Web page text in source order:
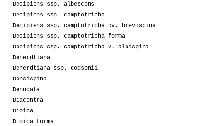
Decipiens ssp. albescens
Decipiens ssp. camptotricha
Decipiens ssp. camptotricha cv. brevispina
Decipiens ssp. camptotricha forma
Decipiens ssp. camptotricha v. albispina
Deherdtiana
Deherdtiana ssp. dodsonii
Densispina
Denudata
Diacentra
Dioica
Dioica forma